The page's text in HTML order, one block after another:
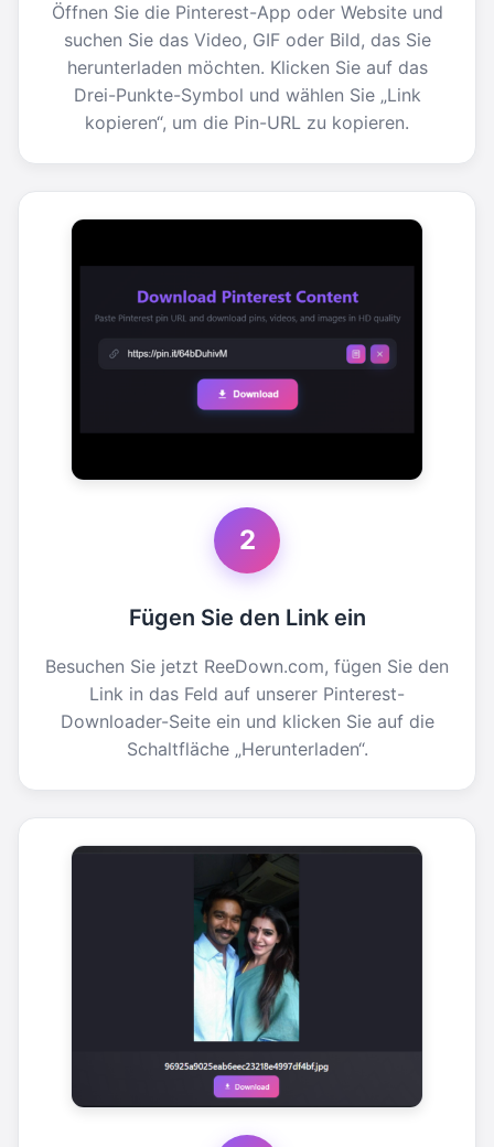
Öffnen Sie die Pinterest-App oder Website und
suchen Sie das Video, GIF oder Bild, das Sie
herunterladen möchten. Klicken Sie auf das
Drei-Punkte-Symbol und wählen Sie „Link
kopieren“, um die Pin-URL zu kopieren.
2
Fügen Sie den Link ein
Besuchen Sie jetzt ReeDown.com, fügen Sie den
Link in das Feld auf unserer Pinterest-
Downloader-Seite ein und klicken Sie auf die
Schaltfläche „Herunterladen“.